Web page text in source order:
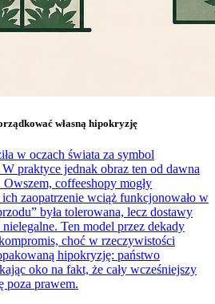
własną hipokryzję
w oczach świata za symbol
praktyce jednak obraz ten od dawna
coffeeshopy mogły
zaopatrzenie wciąż funkcjonowało w
była tolerowana, lecz dostawy
nielegalne. Ten model przez dekady
choć w rzeczywistości
hipokryzję: państwo
oko na fakt, że cały wcześniejszy
poza prawem.